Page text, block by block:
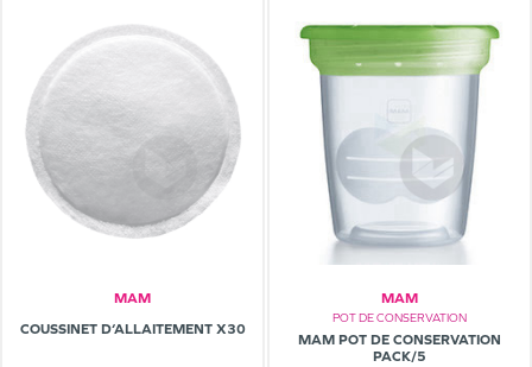
MAM
COUSSINET D‘ALLAITEMENT X30
MAM
POT DE CONSERVATION
MAM POT DE CONSERVATION
PACK/5